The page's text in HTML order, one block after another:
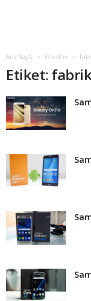
Ana Sayfa Etiketler
Etiket: